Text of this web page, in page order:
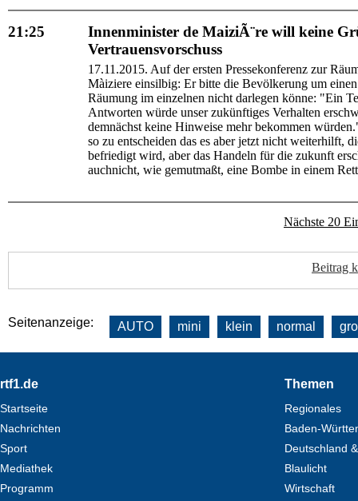
21:25
Innenminister de MaiziÃ¨re will keine
Vertrauensvorschuss
17.11.2015. Auf der ersten Pressekonferenz zur
Màiziere einsilbig: Er bitte die Bevölkerung um
Räumung im einzelnen nicht darlegen könne: "Ein
Antworten würde unser zukünftiges Verhalten
demnächst keine Hinweise mehr bekommen
so zu entscheiden das es aber jetzt nicht weiterhilft,
befriedigt wird, aber das Handeln für die zukunft
auchnicht, wie gemutmaßt, eine Bombe in einem
Nächste 20
Beitrag
Seitenanzeige: AUTO mini klein normal
Footer
rtf1.de
Startseite
Nachrichten
Sport
Mediathek
Programm
Themen
Regionales
Baden-
Deutschland
Blaulicht
Wirtschaft